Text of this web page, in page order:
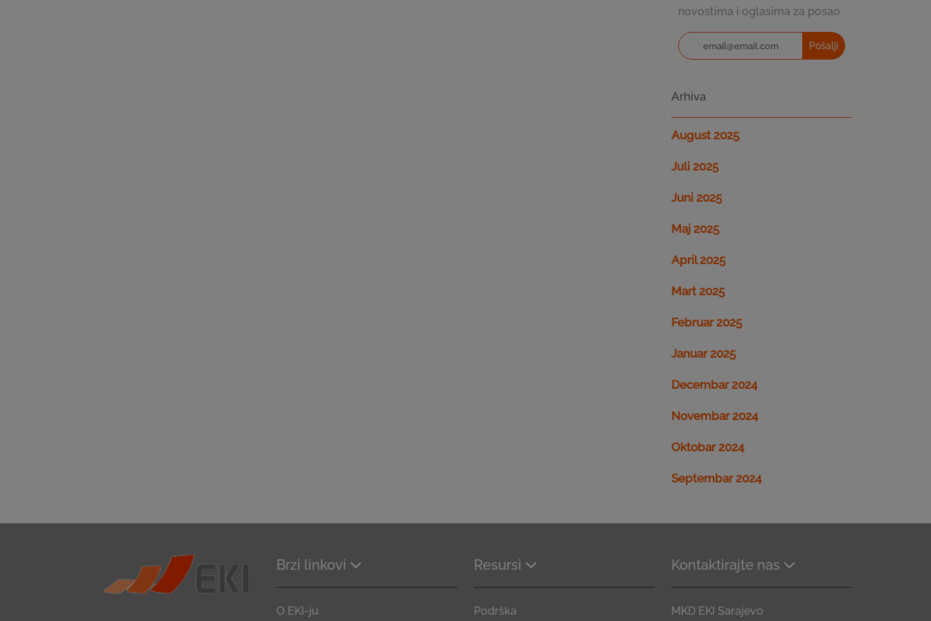
novostima i oglasima za posao
Pošalji
Arhiva
August 2025
Juli 2025
Juni 2025
Maj 2025
April 2025
Mart 2025
Februar 2025
Januar 2025
Decembar 2024
Novembar 2024
Oktobar 2024
Septembar 2024
Brzi linkovi
O EKI-ju
Resursi
Podrška
Kontaktirajte nas
MKD EKI Sarajevo